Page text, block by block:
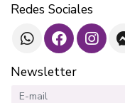
Redes Sociales
Newsletter